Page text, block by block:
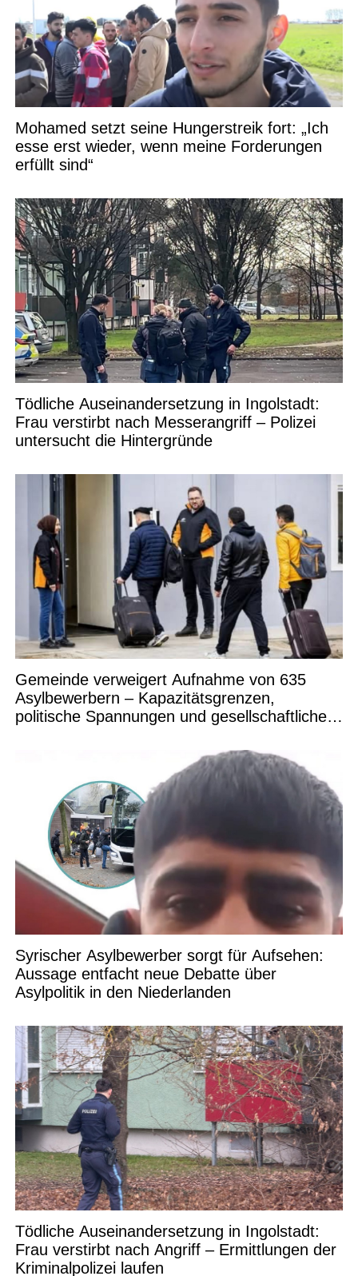
Mohamed setzt seine Hungerstreik fort: „Ich
esse erst wieder, wenn meine Forderungen
erfüllt sind“
Tödliche Auseinandersetzung in Ingolstadt:
Frau verstirbt nach Messerangriff – Polizei
untersucht die Hintergründe
Gemeinde verweigert Aufnahme von 635
Asylbewerbern – Kapazitätsgrenzen,
politische Spannungen und gesellschaftliche
Syrischer Asylbewerber sorgt für Aufsehen:
Aussage entfacht neue Debatte über
Asylpolitik in den Niederlanden
Tödliche Auseinandersetzung in Ingolstadt:
Frau verstirbt nach Angriff – Ermittlungen der
Kriminalpolizei laufen